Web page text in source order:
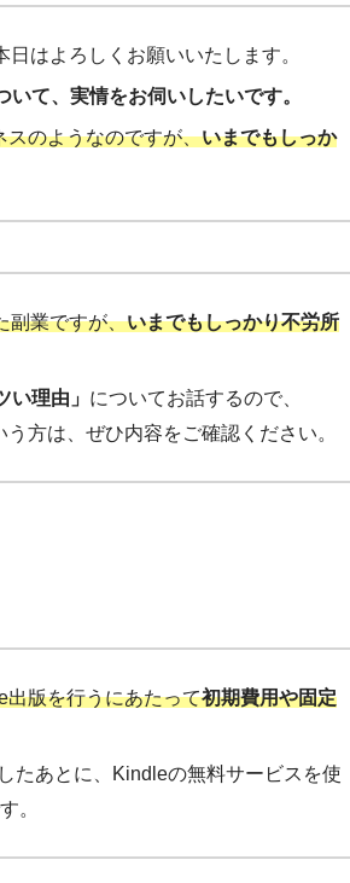
はよろしくお願いいたします。
て、実情をお伺いしたいです。
のようなのですが、いまでもしっか
副業ですが、いまでもしっかり不労所
い理由」 についてお話するので、
方は、ぜひ内容をご確認ください。
版を行うにあたって初期費用や固定
たあとに、Kindleの無料サービスを使
。